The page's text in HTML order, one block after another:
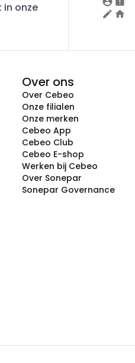
in onze
Over ons
Over Cebeo
Onze filialen
Onze merken
Cebeo App
Cebeo Club
Cebeo E-shop
Werken bij Cebeo
Over Sonepar
Sonepar Governance